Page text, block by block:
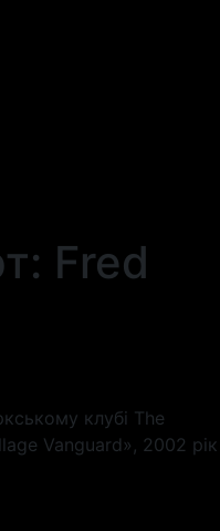
Fred
клубі The
Vanguard», 2002 рік